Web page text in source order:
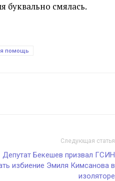
буквально смялась.
помощь
Следующая статья
Депутат Бекешев призвал ГСИН
избиение Эмиля Кимсанова в
изоляторе